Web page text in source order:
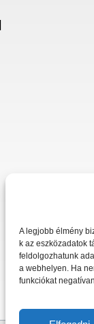
A legjobb élmény
k az eszközadatok
feldolgozhatunk
a webhelyen. Ha
funkciókat